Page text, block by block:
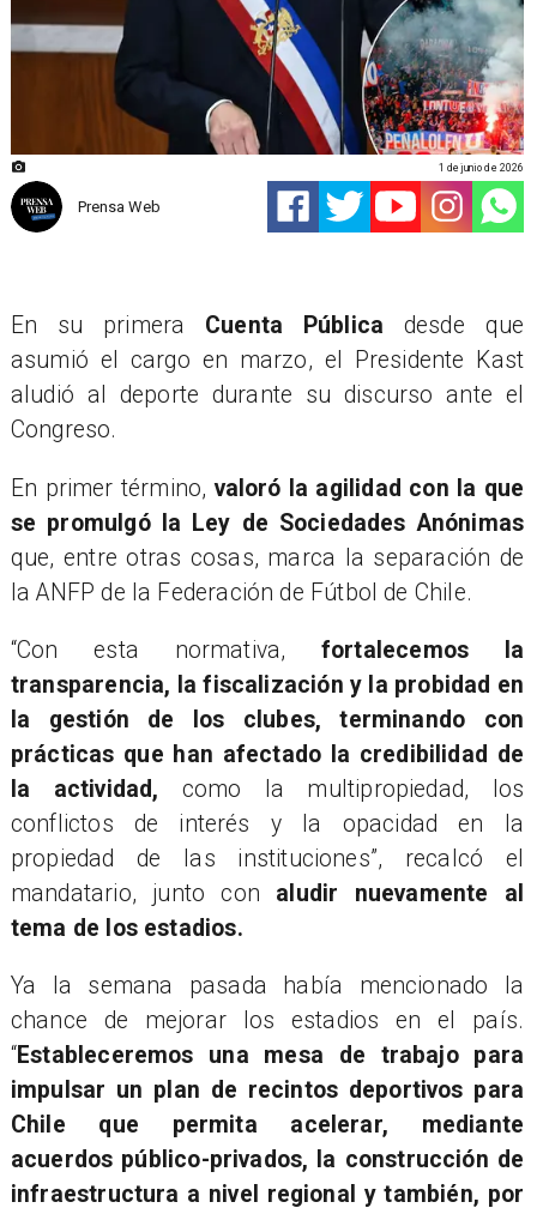
Prensa Web
1 de junio de 2026
En su primera Cuenta Pública desde que
asumió el cargo en marzo, el Presidente Kast
aludió al deporte durante su discurso ante el
Congreso.
En primer término,valoró la agilidad con la que
se promulgó la Ley de Sociedades Anónimas
que, entre otras cosas, marca la separación de
la ANFP de la Federación de Fútbol de Chile.
“Con esta normativa, fortalecemos la
transparencia, la fiscalización y la probidad en
la gestión de los clubes, terminando con
prácticas que han afectado la credibilidad de
la actividad, como la multipropiedad, los
conflictos de interés y la opacidad en la
propiedad de las instituciones”, recalcó el
mandatario, junto con aludir nuevamente al
tema de los estadios.
Ya la semana pasada había mencionado la
chance de mejorar los estadios en el país.
“Estableceremos una mesa de trabajo para
impulsar un plan de recintos deportivos para
Chile que permita acelerar, mediante
acuerdos público-privados, la construcción de
infraestructura a nivel regional y también, por